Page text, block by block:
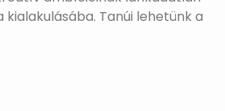
Tanúi lehetünk a